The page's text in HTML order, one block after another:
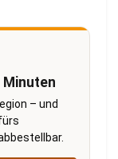
Minuten
– und